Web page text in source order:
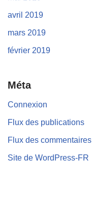
avril 2019
mars 2019
février 2019
Méta
Connexion
Flux des publications
Flux des commentaires
Site de WordPress-FR